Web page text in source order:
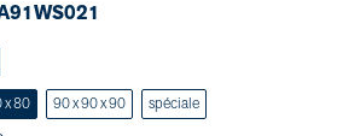
x 80 90 x 90 x 90 spéciale